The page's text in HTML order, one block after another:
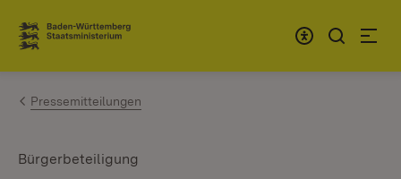
Zum Inhalt springen
Link zur Startseite
Pressemitteilungen
Bürgerbeteiligung